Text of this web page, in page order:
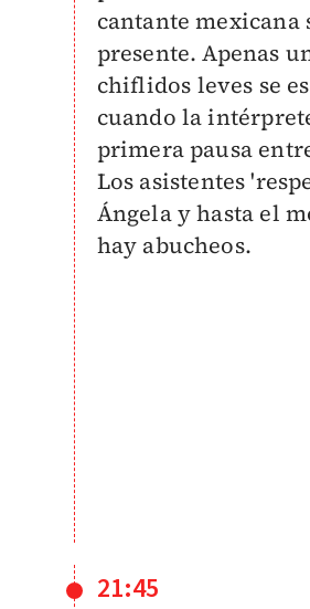
cantante mexicana
presente. Apenas
chiflidos leves se
cuando la
primera pausa
Los asistentes
Ángela y hasta el
hay abucheos.
21:45